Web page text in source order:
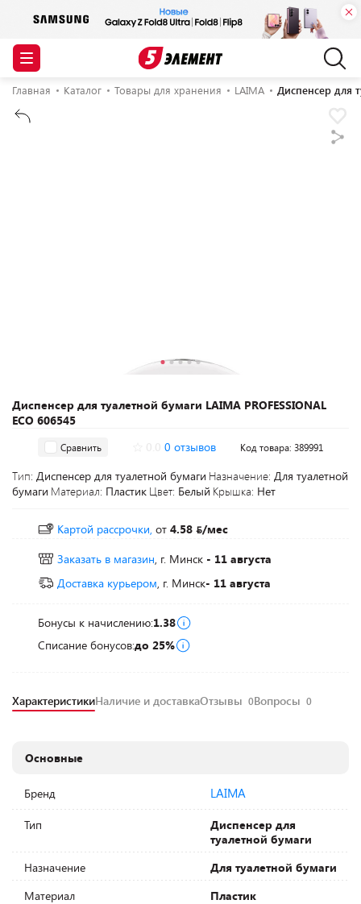
Главная Каталог Товары для хранения LAIMA Диспенсер для
Диспенсер для туалетной бумаги LAIMA PROFESSIONAL
ECO 606545
Сравнить 0 отзывов Код товара: 389991
Тип: Диспенсер для туалетной бумаги Назначение: Для туалетной
бумаги Материал: Пластик Цвет: Белый Крышка: Нет
Картой рассрочки, от 4.58
/мес
Заказать в магазин, г. Минск - 11 августа
Доставка курьером, г. Минск- 11 августа
Бонусы к начислению:1.38
Списание бонусов:до 25%
ХарактеристикиНаличие и доставкаОтзывы 0Вопросы 0
Основные
Бренд LAIMA
Тип
Диспенсер для
туалетной бумаги
Назначение
Для туалетной бумаги
Материал
Пластик